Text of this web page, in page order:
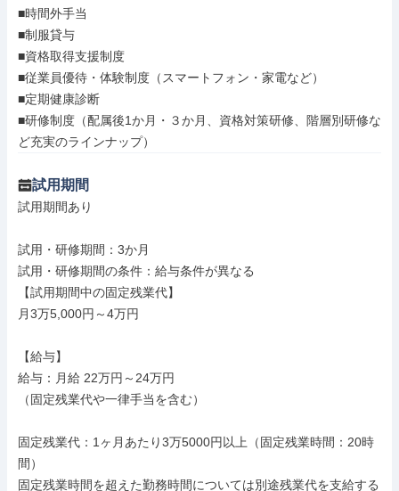
■時間外手当
■制服貸与
■資格取得支援制度
■従業員優待・体験制度（スマートフォン・家電など）
■定期健康診断
■研修制度（配属後1か月・３か月、資格対策研修、階層別研修な
ど充実のラインナップ）
試用期間
試用期間あり
試用・研修期間：3か月
試用・研修期間の条件：給与条件が異なる
【試用期間中の固定残業代】
月3万5,000円～4万円
【給与】
給与：月給 22万円～24万円
（固定残業代や一律手当を含む）
固定残業代：1ヶ月あたり3万5000円以上（固定残業時間：20時
間）